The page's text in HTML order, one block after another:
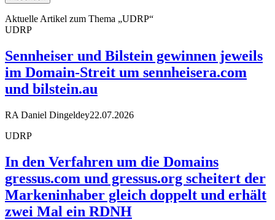
Aktuelle Artikel zum Thema „UDRP“
UDRP
Sennheiser und Bilstein gewinnen jeweils
im Domain-Streit um sennheisera.com
und bilstein.au
RA Daniel Dingeldey22.07.2026
UDRP
In den Verfahren um die Domains
gressus.com und gressus.org scheitert der
Markeninhaber gleich doppelt und erhält
zwei Mal ein RDNH